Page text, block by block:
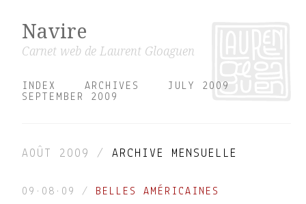
Navire
Carnet web de Laurent Gloaguen
INDEX ARCHIVES
JULY 2009
SEPTEMBER 2009
AOÛT 2009 / ARCHIVE MENSUELLE
09·08·09 / BELLES AMÉRICAINES